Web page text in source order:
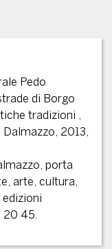
Pedo
di Borgo
tradizioni ,
2013,
porta
arte, cultura,
20 45.